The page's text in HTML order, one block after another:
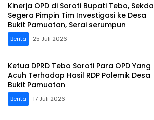
Kinerja OPD di Soroti Bupati Tebo, Sekda
Segera Pimpin Tim Investigasi ke Desa
Bukit Pamuatan, Serai serumpun
Berita 25 Juli 2026
Ketua DPRD Tebo Soroti Para OPD Yang
Acuh Terhadap Hasil RDP Polemik Desa
Bukit Pamuatan
Berita 17 Juli 2026